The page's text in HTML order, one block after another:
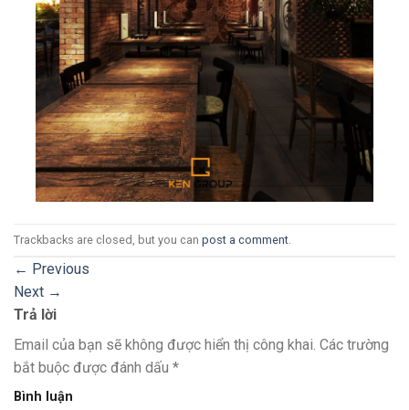
Trackbacks are closed, but you can post a comment
← Previous
Next →
Trả lời
Email của bạn sẽ không được hiển thị công khai. Các trường
bắt buộc được đánh dấu *
Bình luận